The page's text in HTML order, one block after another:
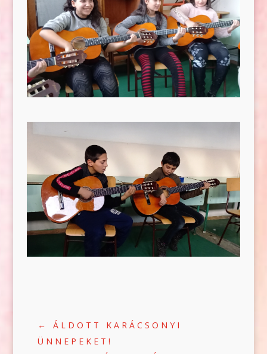
← ÁLDOTT KARÁCSONYI
ÜNNEPEKET!